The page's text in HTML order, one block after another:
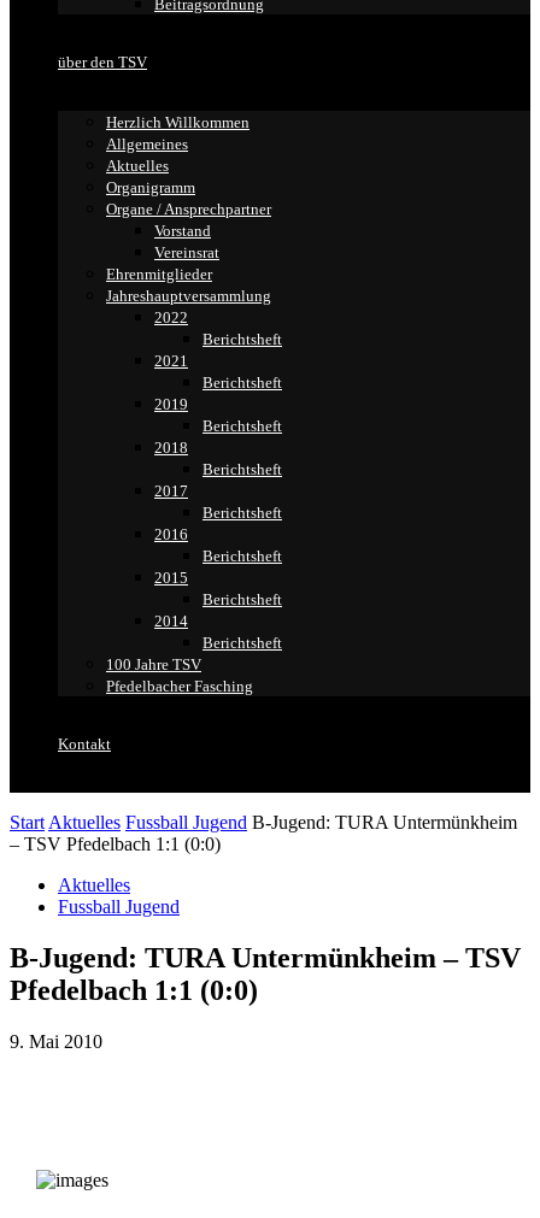
Beitragsordnung
über den TSV
Herzlich Willkommen
Allgemeines
Aktuelles
Organigramm
Organe / Ansprechpartner
Vorstand
Vereinsrat
Ehrenmitglieder
Jahreshauptversammlung
2022
Berichtsheft
2021
Berichtsheft
2019
Berichtsheft
2018
Berichtsheft
2017
Berichtsheft
2016
Berichtsheft
2015
Berichtsheft
2014
Berichtsheft
100 Jahre TSV
Pfedelbacher Fasching
Kontakt
Start Aktuelles Fussball Jugend B-Jugend: TURA Untermünkheim
– TSV Pfedelbach 1:1 (0:0)
Aktuelles
Fussball Jugend
B-Jugend: TURA Untermünkheim – TSV
Pfedelbach 1:1 (0:0)
9. Mai 2010